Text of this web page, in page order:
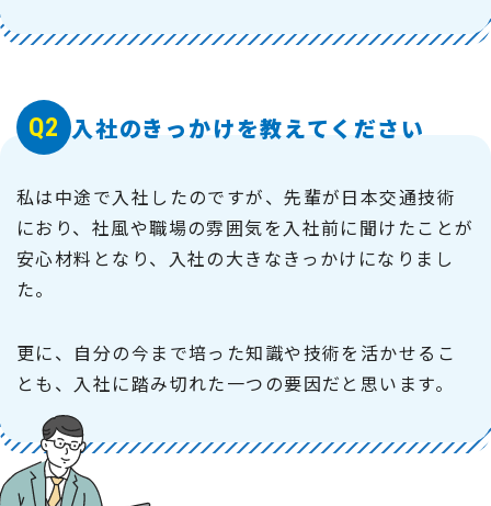
Q2 入社のきっかけを教えてください
私は中途で入社したのですが、先輩が日本交通技術
におり、社風や職場の雰囲気を入社前に聞けたことが
安心材料となり、入社の大きなきっかけになりまし
た。
更に、自分の今まで培った知識や技術を活かせるこ
とも、入社に踏み切れた一つの要因だと思います。